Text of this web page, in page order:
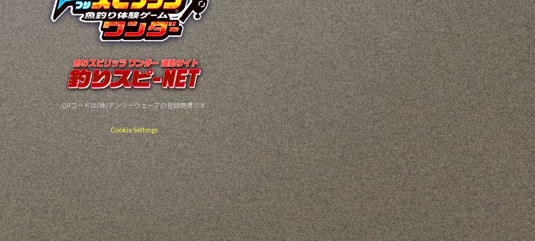
QRコードは(株)デンソーウェーブの登録商標です
Cookie Settings